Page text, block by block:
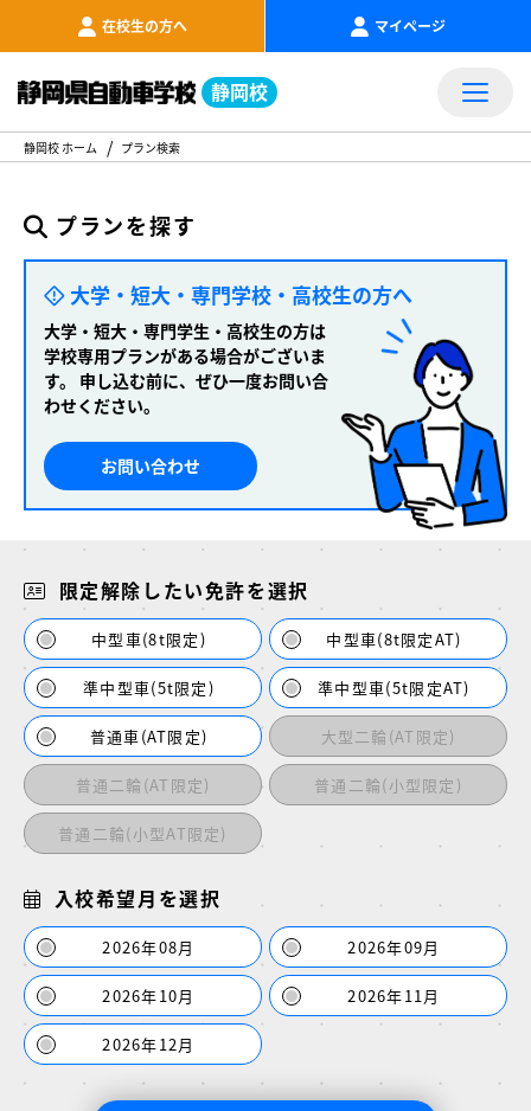
在校生の方へ マイページ
静岡校
静岡校 ホーム プラン検索
プランを探す
大学・短大・専門学校・高校生の方へ
大学・短大・専門学生・高校生の方は
学校専用プランがある場合がございま
す。
申し込む前に、ぜひ一度お問い合
わせください。
お問い合わせ
限定解除したい免許を選択
中型車(8t限定) 中型車(8t限定AT)
準中型車(5t限定) 準中型車(5t限定AT)
普通車(AT限定) 大型二輪(AT限定)
普通二輪(AT限定) 普通二輪(小型限定)
普通二輪(小型AT限定)
入校希望月を選択
2026年08月 2026年09月
2026年10月 2026年11月
2026年12月